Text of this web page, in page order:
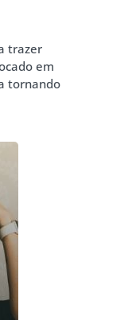
trazer
em
tornando